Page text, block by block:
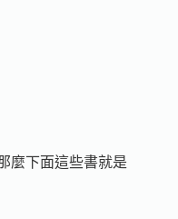
麼下面這些書就是